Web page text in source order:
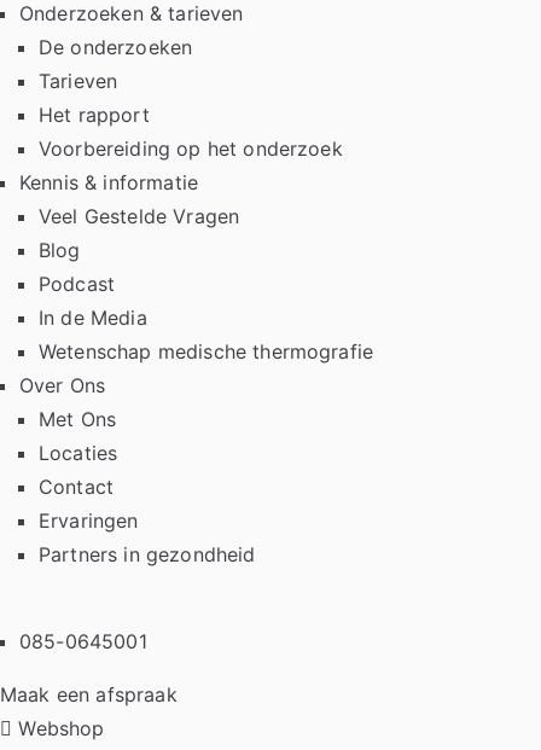
Onderzoeken & tarieven
De onderzoeken
Tarieven
Het rapport
Voorbereiding op het onderzoek
Kennis & informatie
Veel Gestelde Vragen
Blog
Podcast
In de Media
Wetenschap medische thermografie
Over Ons
Met Ons
Locaties
Contact
Ervaringen
Partners in gezondheid
085-0645001
Maak een afspraak
Webshop